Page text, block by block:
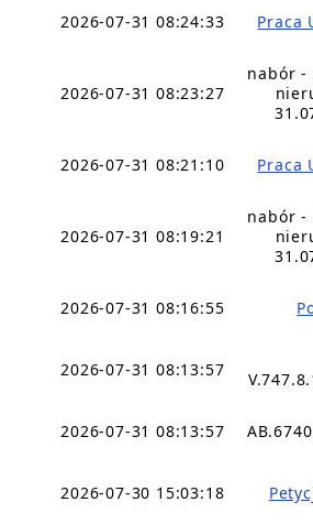
2026-07-31 08:24:33 Praca
2026-07-31 08:23:27
nabór -
2026-07-31 08:21:10 Praca
2026-07-31 08:19:21
nabór -
2026-07-31 08:16:55
2026-07-31 08:13:57
2026-07-31 08:13:57
2026-07-30 15:03:18